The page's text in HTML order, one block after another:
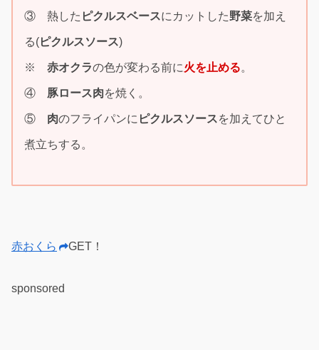
③ 熱した ピクルスベースにカットした野菜を加え
る(ピクルスソース)
※ 赤オクラの色が変わる前に火を止める。
④ 豚ロース肉を焼く。
⑤ 肉のフライパンに ピクルスソースを加えてひと
煮立ちする。
赤おくら GET！
sponsored